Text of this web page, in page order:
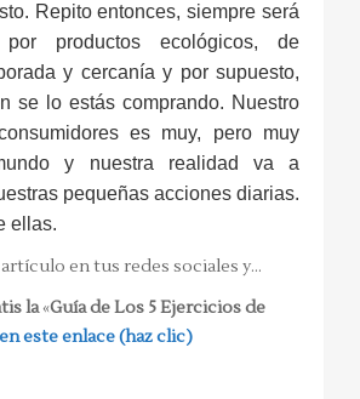
Repito entonces, siempre será
productos ecológicos, de
y cercanía y por supuesto,
se lo estás comprando. Nuestro
es muy, pero muy
y nuestra realidad va a
pequeñas acciones diarias.
ellas.
en tus redes sociales y…
la«Guía de Los 5 Ejercicios de
en este enlace (haz clic)